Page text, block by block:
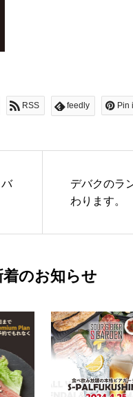
RSS feedly Pin
デバクのラ
わります。
着のお知らせ